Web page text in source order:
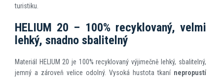
turistiku.
HELIUM 20 – 100% recyklovaný, velmi
lehký, snadno sbalitelný
Materiál HELIUM 20 je 100% recyklovaný výjimečně lehký, sbalitelný,
jemný a zároveň velice odolný. Vysoká hustota tkaní nepropustí